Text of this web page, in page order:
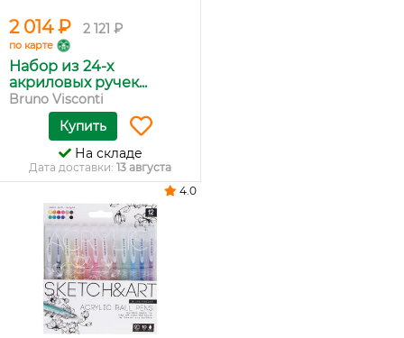
2 014 ₽ 2 121 ₽
по карте
Набор из 24-х
акриловых ручек...
Bruno Visconti
Купить
На складе
Дата доставки: 13 августа
4.0